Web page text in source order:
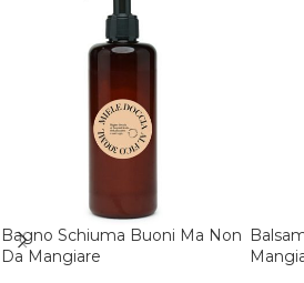
Bagno Schiuma Buoni Ma Non
Da Mangiare